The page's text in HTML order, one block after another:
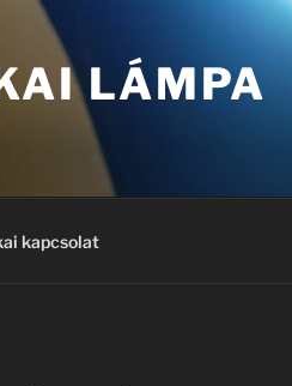
LÁMPA
kapcsolat